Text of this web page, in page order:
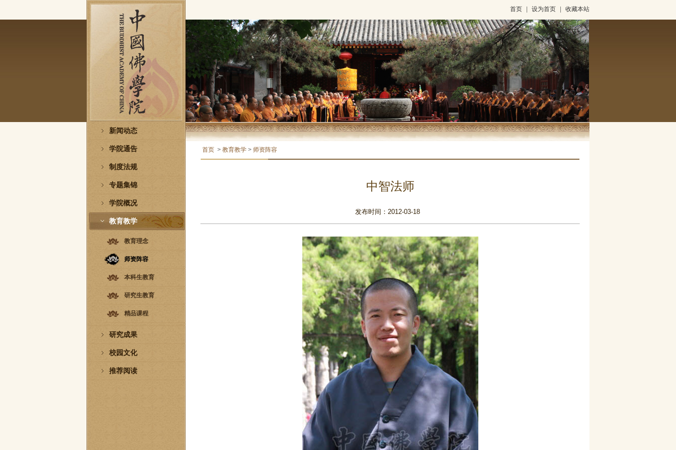
首页 设为首页 收藏本站
新闻动态
学院通告
制度法规
专题集锦
学院概况
教育教学
教育理念
师资阵容
本科生教育
研究生教育
精品课程
研究成果
校园文化
推荐阅读
首页 > 教育教学 > 师资阵容
中智法师
发布时间：2012-03-18